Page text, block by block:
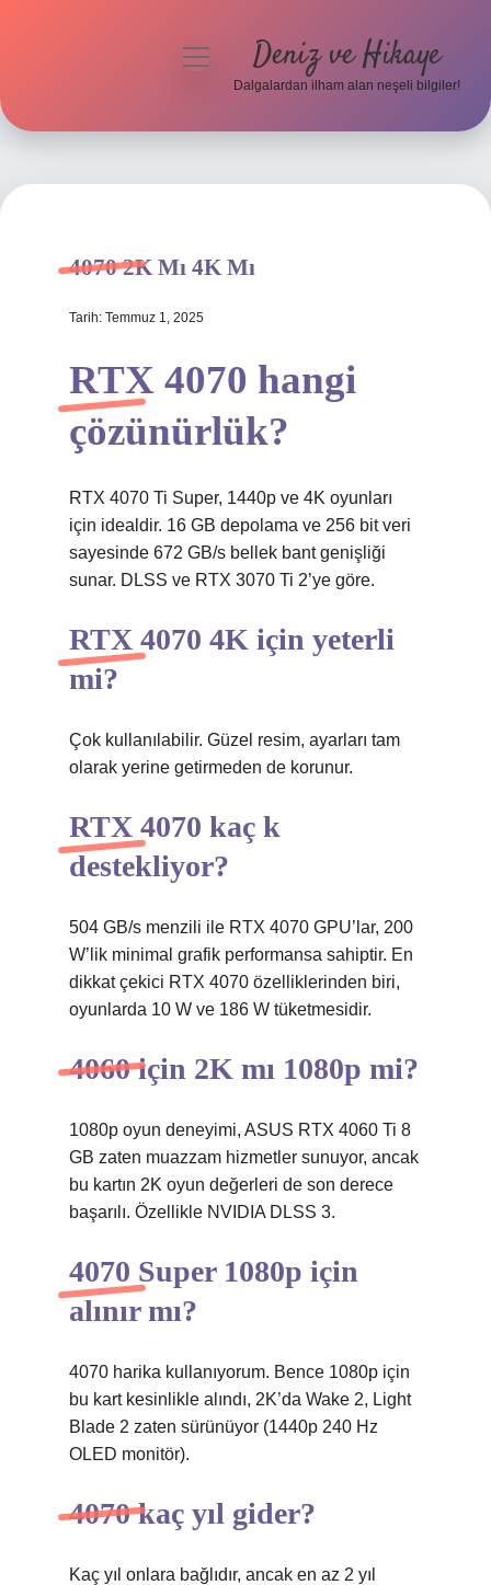
Hakkımızda
menüyü
Deniz ve Hikaye
Dalgalardan ilham alan neşeli bilgiler!
4070 2K Mı 4K Mı
Tarih: Temmuz 1, 2025
RTX 4070 hangi
çözünürlük?
RTX 4070 Ti Super, 1440p ve 4K oyunları
için idealdir. 16 GB depolama ve 256 bit veri
sayesinde 672 GB/s bellek bant genişliği
sunar. DLSS ve RTX 3070 Ti 2’ye göre.
RTX 4070 4K için yeterli
mi?
Çok kullanılabilir. Güzel resim, ayarları tam
olarak yerine getirmeden de korunur.
RTX 4070 kaç k
destekliyor?
504 GB/s menzili ile RTX 4070 GPU’lar, 200
W’lik minimal grafik performansa sahiptir. En
dikkat çekici RTX 4070 özelliklerinden biri,
oyunlarda 10 W ve 186 W tüketmesidir.
4060 için 2K mı 1080p mi?
1080p oyun deneyimi, ASUS RTX 4060 Ti 8
GB zaten muazzam hizmetler sunuyor, ancak
bu kartın 2K oyun değerleri de son derece
başarılı. Özellikle NVIDIA DLSS 3.
4070 Super 1080p için
alınır mı?
4070 harika kullanıyorum. Bence 1080p için
bu kart kesinlikle alındı, 2K’da Wake 2, Light
Blade 2 zaten sürünüyor (1440p 240 Hz
OLED monitör).
4070 kaç yıl gider?
Kaç yıl onlara bağlıdır, ancak en az 2 yıl